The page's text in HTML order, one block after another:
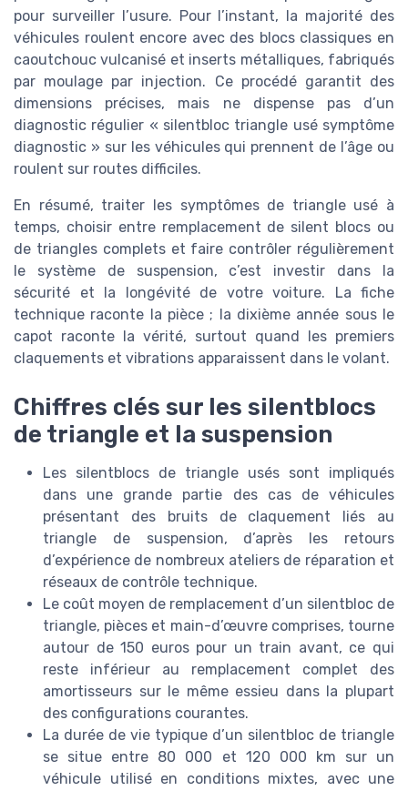
pour surveiller l’usure. Pour l’instant, la majorité des
véhicules roulent encore avec des blocs classiques en
caoutchouc vulcanisé et inserts métalliques, fabriqués
par moulage par injection. Ce procédé garantit des
dimensions précises, mais ne dispense pas d’un
diagnostic régulier « silentbloc triangle usé symptôme
diagnostic » sur les véhicules qui prennent de l’âge ou
roulent sur routes difficiles.
En résumé, traiter les symptômes de triangle usé à
temps, choisir entre remplacement de silent blocs ou
de triangles complets et faire contrôler régulièrement
le système de suspension, c’est investir dans la
sécurité et la longévité de votre voiture. La fiche
technique raconte la pièce ; la dixième année sous le
capot raconte la vérité, surtout quand les premiers
claquements et vibrations apparaissent dans le volant.
Chiffres clés sur les silentblocs
de triangle et la suspension
Les silentblocs de triangle usés sont impliqués
dans une grande partie des cas de véhicules
présentant des bruits de claquement liés au
triangle de suspension, d’après les retours
d’expérience de nombreux ateliers de réparation et
réseaux de contrôle technique.
Le coût moyen de remplacement d’un silentbloc de
triangle, pièces et main-d’œuvre comprises, tourne
autour de 150 euros pour un train avant, ce qui
reste inférieur au remplacement complet des
amortisseurs sur le même essieu dans la plupart
des configurations courantes.
La durée de vie typique d’un silentbloc de triangle
se situe entre 80 000 et 120 000 km sur un
véhicule utilisé en conditions mixtes, avec une